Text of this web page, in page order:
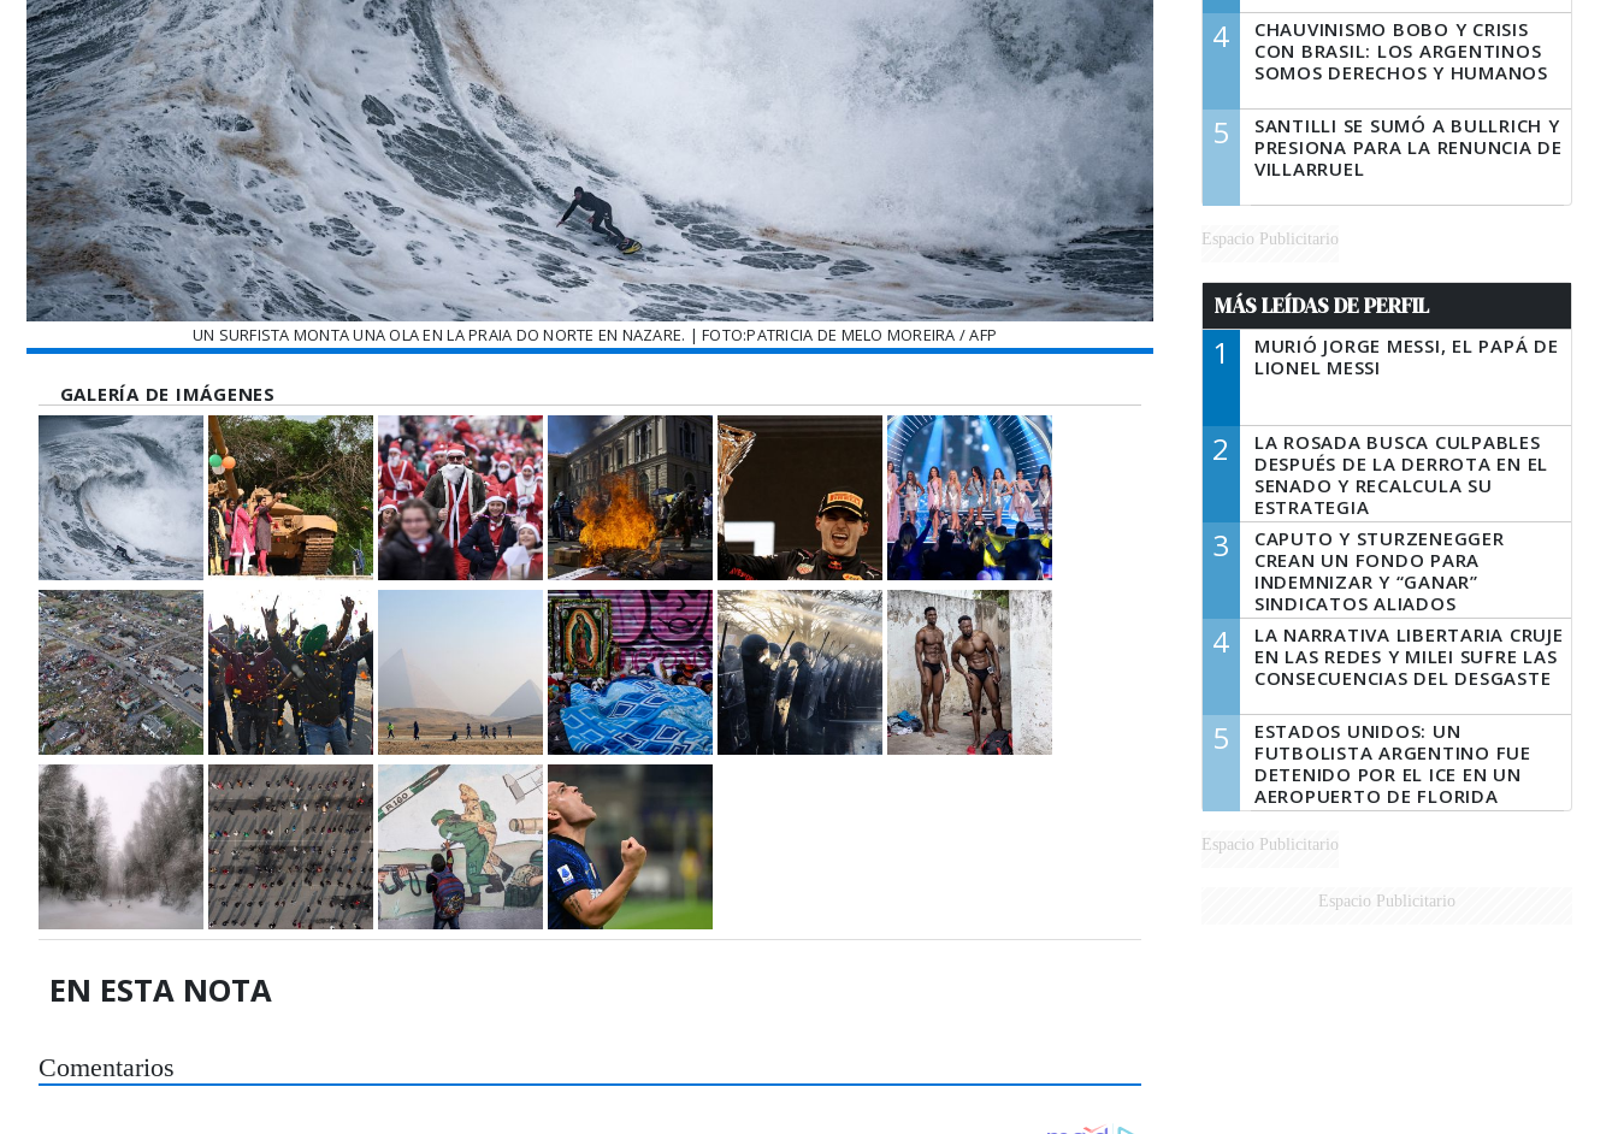
UN SURFISTA MONTA UNA OLA EN LA PRAIA DO NORTE EN NAZARE. | FOTO:PATRICIA DE MELO MOREIRA / AFP
GALERÍA DE IMÁGENES
EN ESTA NOTA
Comentarios
4
CHAUVINISMO BOBO Y CRISIS
CON BRASIL: LOS ARGENTINOS
SOMOS DERECHOS Y HUMANOS
5
SANTILLI SE SUMÓ A BULLRICH Y
PRESIONA PARA LA RENUNCIA DE
VILLARRUEL
Espacio Publicitario
MÁS LEÍDAS DE PERFIL
1
MURIÓ JORGE MESSI, EL PAPÁ DE
LIONEL MESSI
2
LA ROSADA BUSCA CULPABLES
DESPUÉS DE LA DERROTA EN EL
SENADO Y RECALCULA SU
ESTRATEGIA
3
CAPUTO Y STURZENEGGER
CREAN UN FONDO PARA
INDEMNIZAR Y “GANAR”
SINDICATOS ALIADOS
4
LA NARRATIVA LIBERTARIA CRUJE
EN LAS REDES Y MILEI SUFRE LAS
CONSECUENCIAS DEL DESGASTE
5
ESTADOS UNIDOS: UN
FUTBOLISTA ARGENTINO FUE
DETENIDO POR EL ICE EN UN
AEROPUERTO DE FLORIDA
Espacio Publicitario
Espacio Publicitario